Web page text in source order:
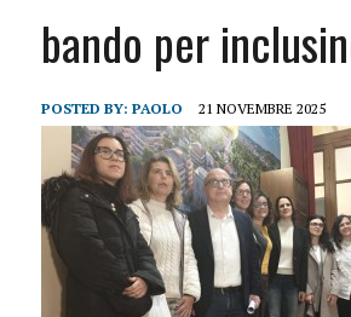
bando per
POSTED BY: PAOLO 21 NOVEMBRE 2025